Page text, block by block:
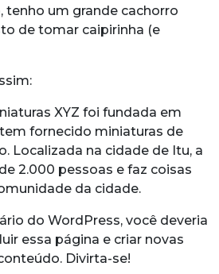
tenho um grande cachorro
de tomar caipirinha (e
XYZ foi fundada em
tem fornecido miniaturas de
Localizada na cidade de Itu, a
2.000 pessoas e faz coisas
da cidade.
do WordPress, você deveria
essa página e criar novas
Divirta-se!